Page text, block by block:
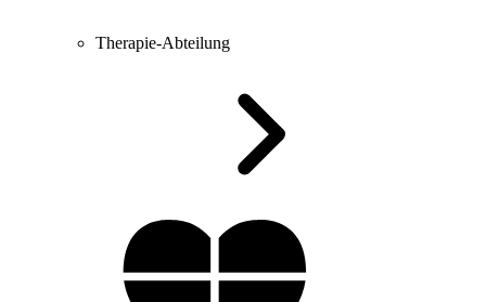
Therapie-Abteilung